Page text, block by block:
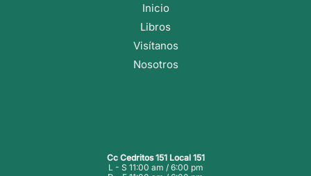
Inicio
Libros
Visítanos
Nosotros
Cc Cedritos 151 Local 151
L - S 11:00 am / 6:00 pm